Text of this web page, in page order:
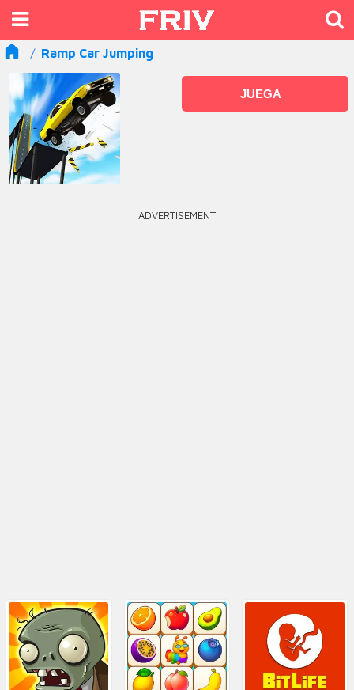
Ramp Car Jumping
JUEGA
ADVERTISEMENT